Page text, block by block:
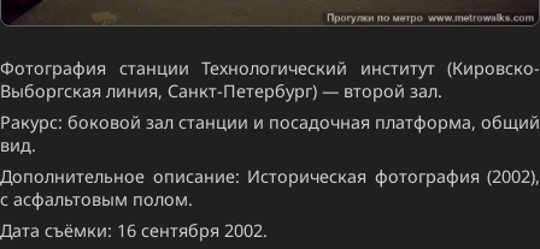
Фотография станции Технологический институт (Кировско-
Выборгская линия, Санкт-Петербург) — второй зал.
Ракурс: боковой зал станции и посадочная платформа, общий
вид.
Дополнительное описание: Историческая фотография (2002),
с асфальтовым полом.
Дата съёмки: 16 сентября 2002.